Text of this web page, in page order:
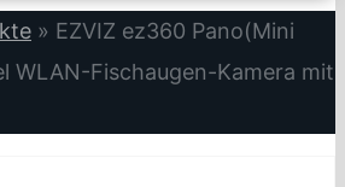
» EZVIZ ez360 Pano(Mini
WLAN-Fischaugen-Kamera mit